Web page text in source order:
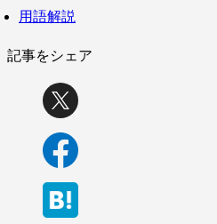
用語解説
記事をシェア